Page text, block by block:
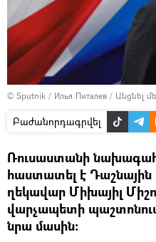
© Sputnik / Илья Питалев / Անցնել
Բաժանորդագրվել
Ռուսաստանի
հաստատել է Դաշնային
ղեկավար Միխայիլ
վարչապետի
նրա մասին։